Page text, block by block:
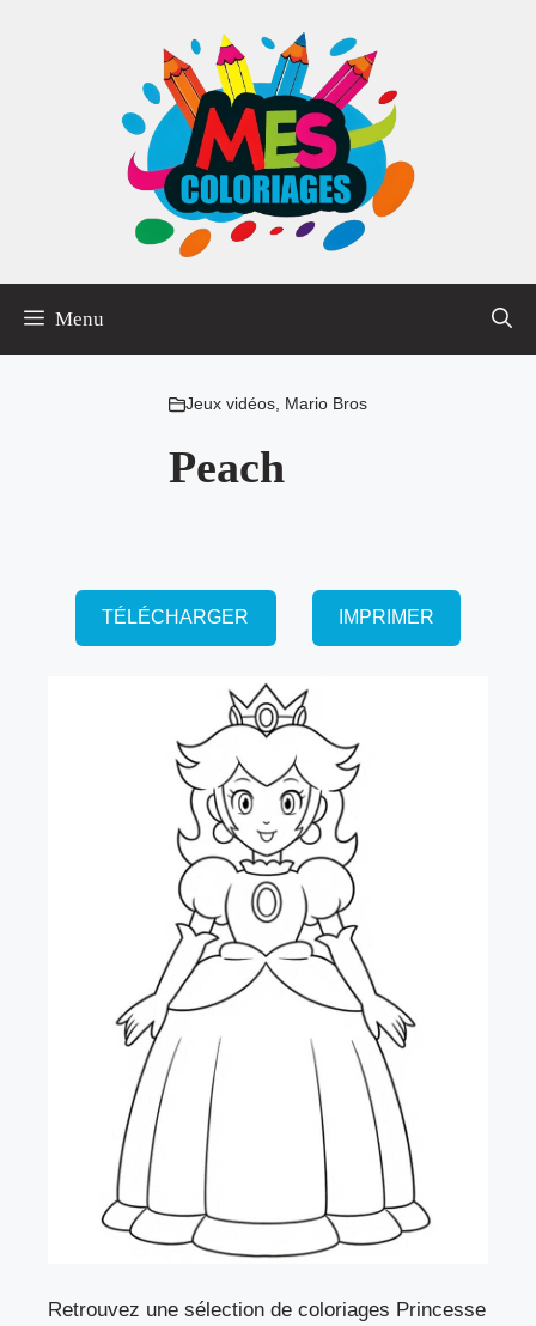
Menu
Jeux vidéos, Mario Bros
Peach
TÉLÉCHARGER IMPRIMER
Retrouvez une sélection de coloriages Princesse